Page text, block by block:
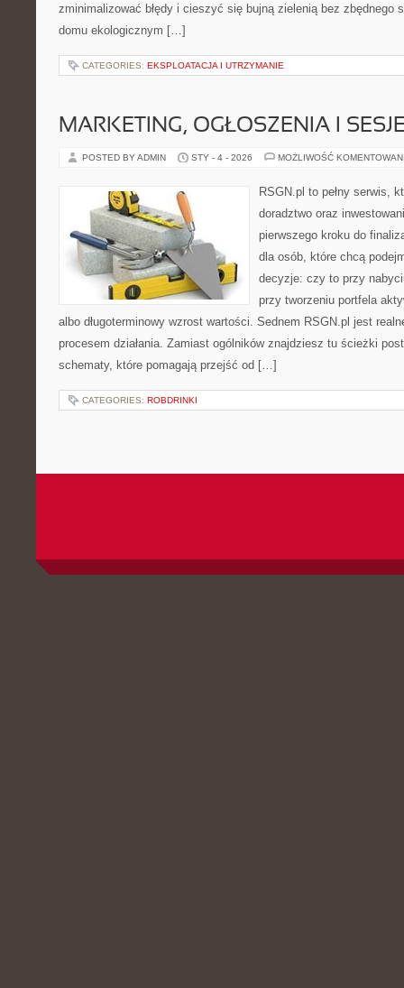
zminimalizować błędy i cieszyć się bujną zielenią bez zbędnego
domu ekologicznym […]
CATEGORIES: EKSPLOATACJA I UTRZYMANIE
MARKETING, OGŁOSZENIA I
POSTED BY ADMIN STY - 4 - 2026 MOŻLIWOŚĆ
RSGN.pl to pełny serwis,
doradztwo oraz
pierwszego kroku do
dla osób, które chcą
decyzje: czy to przy
przy tworzeniu portfela
albo długoterminowy wzrost wartości. Sednem RSGN.pl jest
procesem działania. Zamiast ogólników znajdziesz tu ścieżki
schematy, które pomagają przejść od […]
CATEGORIES: ROBDRINKI